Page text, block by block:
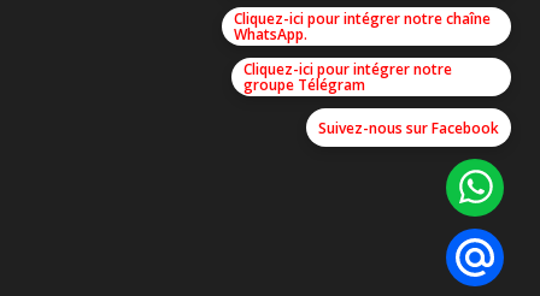
Cliquez-ici pour intégrer notre chaîne
WhatsApp.
Cliquez-ici pour intégrer notre
groupe Télégram
Suivez-nous sur Facebook